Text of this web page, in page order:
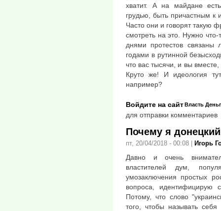
хватит. А на майдане
грудью, быть причастным к
Часто они и говорят такую
смотреть на это. Нужно
днями протестов
годами в рутинной
что вас тысячи, и вы вместе,
Круто же! И идеология
например?
Власть
Войдите на сайт
для отправки комментариев
Почему я донецкий
пт, 20/04/2018 - 00:08 Игорь
Давно и очень
властителей дум,
умозаключения простых
вопроса, идентифицирую
Потому, что слово
того, чтобы называть